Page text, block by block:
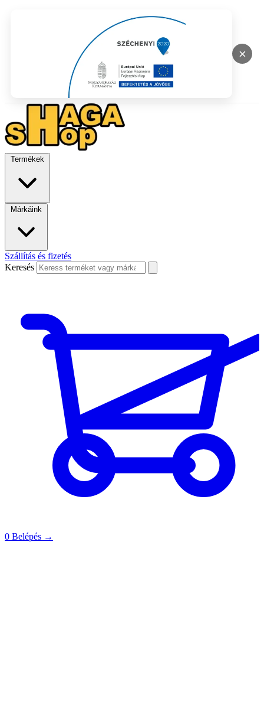
×
Termékek
Márkáink
Szállítás és fizetés
Keresés
0 Belépés →